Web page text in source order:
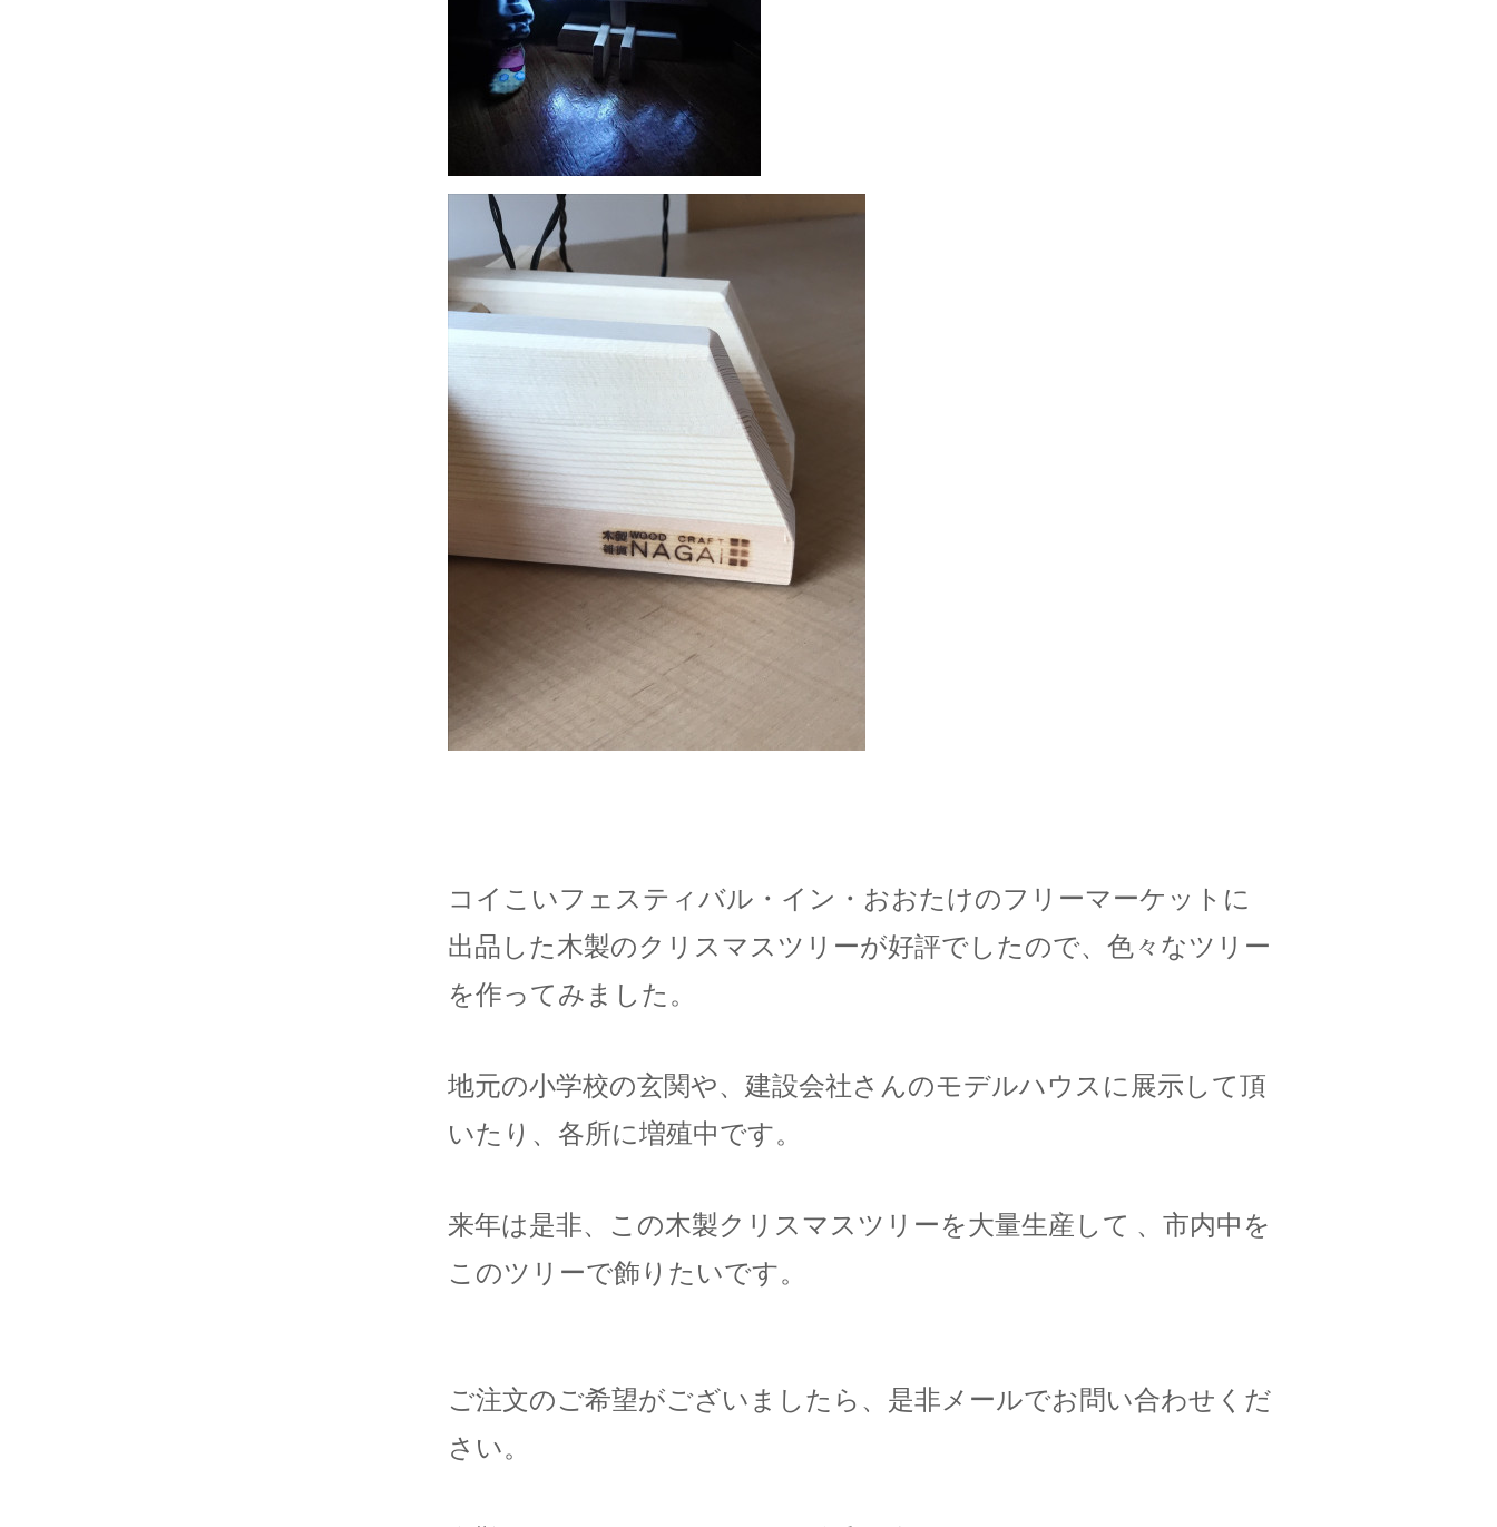
コイこいフェスティバル・イン・おおたけのフリーマーケットに
出品した木製のクリスマスツリーが好評でしたので、色々なツリー
を作ってみました。
地元の小学校の玄関や、建設会社さんのモデルハウスに展示して頂
いたり、各所に増殖中です。
来年は是非、この木製クリスマスツリーを大量生産して 、市内中を
このツリーで飾りたいです。
ご注文のご希望がございましたら、是非メールでお問い合わせくだ
さい。